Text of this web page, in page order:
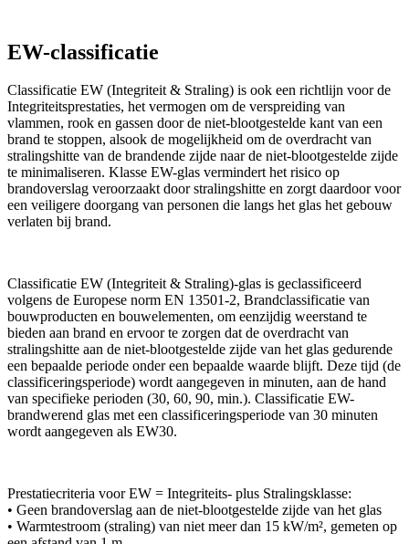
EW-classificatie
Classificatie EW (Integriteit & Straling) is ook een richtlijn voor de
Integriteitsprestaties, het vermogen om de verspreiding van
vlammen, rook en gassen door de niet-blootgestelde kant van een
brand te stoppen, alsook de mogelijkheid om de overdracht van
stralingshitte van de brandende zijde naar de niet-blootgestelde zijde
te minimaliseren. Klasse EW-glas vermindert het risico op
brandoverslag veroorzaakt door stralingshitte en zorgt daardoor voor
een veiligere doorgang van personen die langs het glas het gebouw
verlaten bij brand.
Classificatie EW (Integriteit & Straling)-glas is geclassificeerd
volgens de Europese norm EN 13501-2, Brandclassificatie van
bouwproducten en bouwelementen, om eenzijdig weerstand te
bieden aan brand en ervoor te zorgen dat de overdracht van
stralingshitte aan de niet-blootgestelde zijde van het glas gedurende
een bepaalde periode onder een bepaalde waarde blijft. Deze tijd (de
classificeringsperiode) wordt aangegeven in minuten, aan de hand
van specifieke perioden (30, 60, 90, min.). Classificatie EW-
brandwerend glas met een classificeringsperiode van 30 minuten
wordt aangegeven als EW30.
Prestatiecriteria voor EW = Integriteits- plus Stralingsklasse:
• Geen brandoverslag aan de niet-blootgestelde zijde van het glas
• Warmtestroom (straling) van niet meer dan 15 kW/m², gemeten op